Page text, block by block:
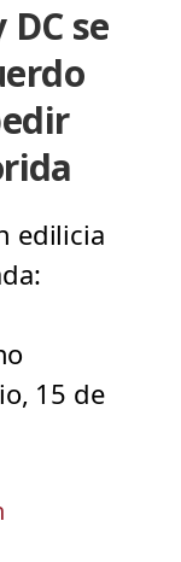
se
edilicia
15 de